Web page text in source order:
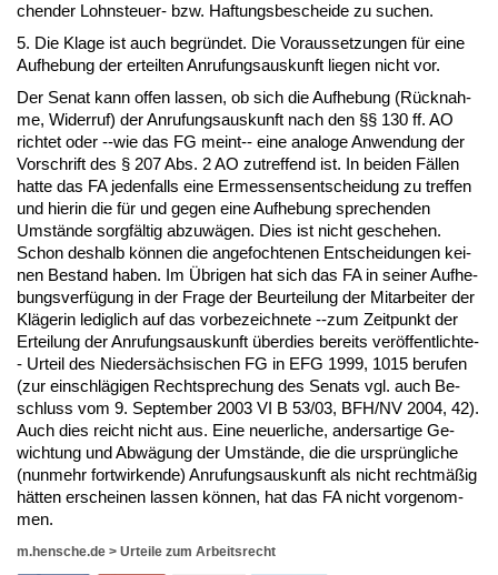
chen­der Lohn­steu­er- bzw. Haf­tungs­be­schei­de zu su­chen.
5. Die Kla­ge ist auch be­gründet. Die Vor­aus­set­zun­gen für ei­ne
Auf­he­bung der er­teil­ten An­ru­fungs­aus­kunft lie­gen nicht vor.
Der Se­nat kann of­fen las­sen, ob sich die Auf­he­bung (Rück­nah­
me, Wi­der­ruf) der An­ru­fungs­aus­kunft nach den §§ 130 ff. AO
rich­tet oder --wie das FG meint-- ei­ne ana­lo­ge An­wen­dung der
Vor­schrift des § 207 Abs. 2 AO zu­tref­fend ist. In bei­den Fällen
hat­te das FA je­den­falls ei­ne Er­mes­sens­ent­schei­dung zu tref­fen
und hier­in die für und ge­gen ei­ne Auf­he­bung spre­chen­den
Umstände sorgfältig ab­zuwägen. Dies ist nicht ge­sche­hen.
Schon des­halb können die an­ge­foch­te­nen Ent­schei­dun­gen kei­
nen Be­stand ha­ben. Im Übri­gen hat sich das FA in sei­ner Auf­he­
bungs­verfügung in der Fra­ge der Be­ur­tei­lung der Mit­ar­bei­ter der
Kläge­rin le­dig­lich auf das vor­be­zeich­ne­te --zum Zeit­punkt der
Er­tei­lung der An­ru­fungs­aus­kunft über­dies be­reits veröffent­lich­te-
- Ur­teil des Nie­dersäch­si­schen FG in EFG 1999, 1015 be­ru­fen
(zur ein­schlägi­gen Recht­spre­chung des Se­nats vgl. auch Be­
schluss vom 9. Sep­tem­ber 2003 VI B 53/03, BFH/NV 2004, 42).
Auch dies reicht nicht aus. Ei­ne neu­er­li­che, an­ders­ar­ti­ge Ge­
wich­tung und Abwägung der Umstände, die die ursprüng­li­che
(nun­mehr fort­wir­ken­de) An­ru­fungs­aus­kunft als nicht rechtmäßig
hätten er­schei­nen las­sen können, hat das FA nicht vor­ge­nom­
men.
m.hensche.de > Urteile zum Arbeitsrecht